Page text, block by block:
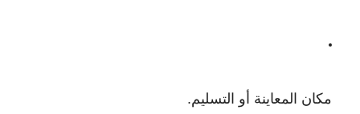
مكان المعاينة أو التسليم.